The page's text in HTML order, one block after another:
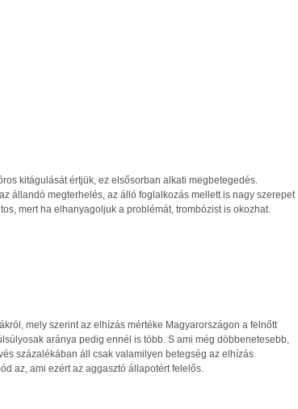
kitágulását értjük, ez elsősorban alkati megbetegedés.
állandó megterhelés, az álló foglalkozás mellett is nagy szerepet
mert ha elhanyagoljuk a problémát, trombózist is okozhat.
mely szerint az elhízás mértéke Magyarországon a felnőtt
aránya pedig ennél is több. S ami még döbbenetesebb,
százalékában áll csak valamilyen betegség az elhízás
az, ami ezért az aggasztó állapotért felelős.